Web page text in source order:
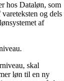
hos Dataløn, som
og dels
af
skal
løn til en ny